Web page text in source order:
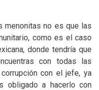
menonitas no es que las
como es el caso
donde tendría que
con todas las
con el jefe, ya
obligado a hacerlo con